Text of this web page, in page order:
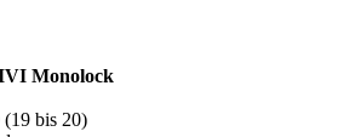
Monolock
bis 20)